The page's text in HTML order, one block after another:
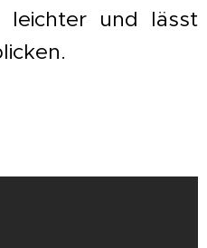
leichter und lässt